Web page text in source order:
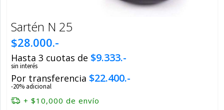
Sartén N 25
$28.000.-
Hasta 3 cuotas de $9.333.-
sin interés
Por transferencia $22.400.-
-20% adicional
+ $10,000 de envío